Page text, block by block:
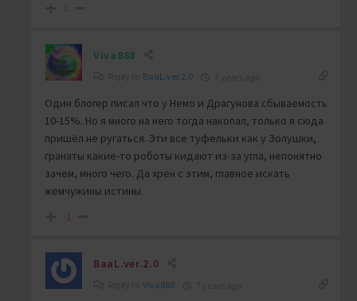
Viva888
BaaL.ver.2.0
Один блогер писал что у Немо и Драгунова сбываемость
10-15%. Но я много на него тогда накопал, только я сюда
пришёл не ругаться. Эти все туфельки как у Золушки,
гранаты какие-то роботы кидают из-за угла, непонятно
зачем, много чего. Да хрен с этим, главное искать
жемчужины истины.
-1
BaaL.ver.2.0
Viva888